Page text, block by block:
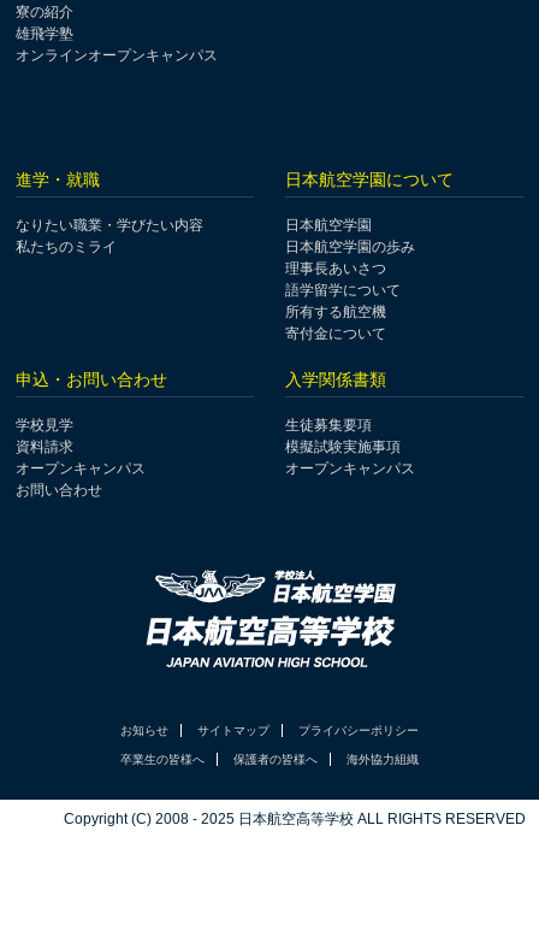
寮の紹介
雄飛学塾
オンラインオープンキャンパス
進学・就職
なりたい職業・学びたい内容
私たちのミライ
日本航空学園について
日本航空学園
日本航空学園の歩み
理事長あいさつ
語学留学について
所有する航空機
寄付金について
申込・お問い合わせ
学校見学
資料請求
オープンキャンパス
お問い合わせ
入学関係書類
生徒募集要項
模擬試験実施事項
オープンキャンパス
お知らせ サイトマップ プライバシーポリシー
卒業生の皆様へ 保護者の皆様へ 海外協力組織
Copyright (C) 2008 - 2025 日本航空高等学校 ALL RIGHTS RESERVED